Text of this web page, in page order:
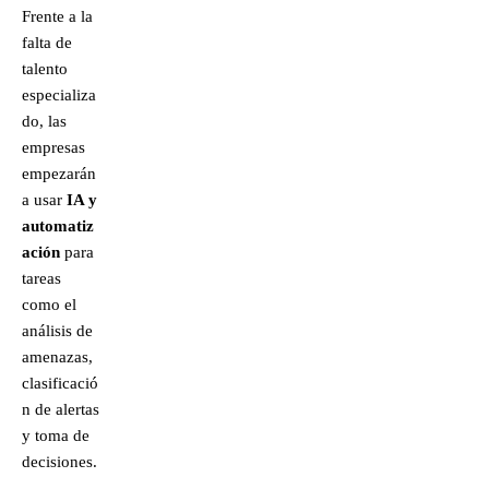
Frente a la
falta de
talento
especializa
do, las
empresas
empezarán
a usar IA y
automatiz
ación para
tareas
como el
análisis de
amenazas,
clasificació
n de alertas
y toma de
decisiones.